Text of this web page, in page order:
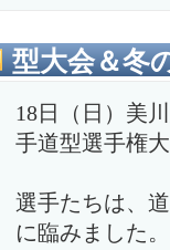
型大会＆冬
18日（日）美
手道型選手権
選手たちは、
に臨みました。